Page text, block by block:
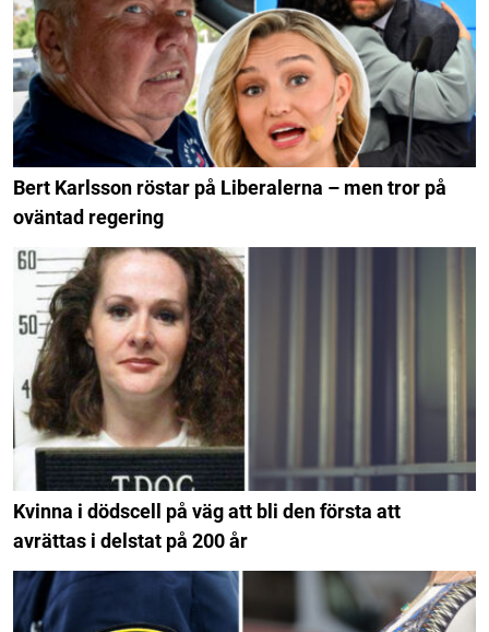
Bert Karlsson röstar på Liberalerna – men tror på
oväntad regering
Kvinna i dödscell på väg att bli den första att
avrättas i delstat på 200 år